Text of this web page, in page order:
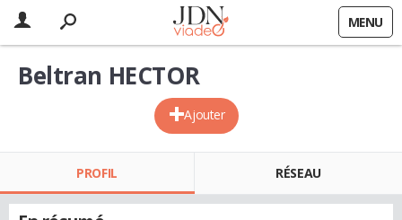
MENU
Ajouter
Beltran HECTOR
PROFIL RÉSEAU